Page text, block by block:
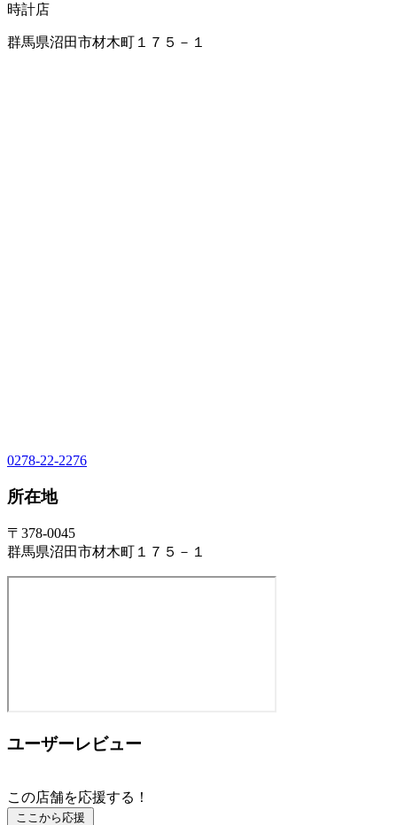
時計店
群馬県沼田市材木町１７５－１
0278-22-2276
所在地
〒378-0045
群馬県沼田市材木町１７５－１
ユーザーレビュー
この店舗を応援する！
ここから応援